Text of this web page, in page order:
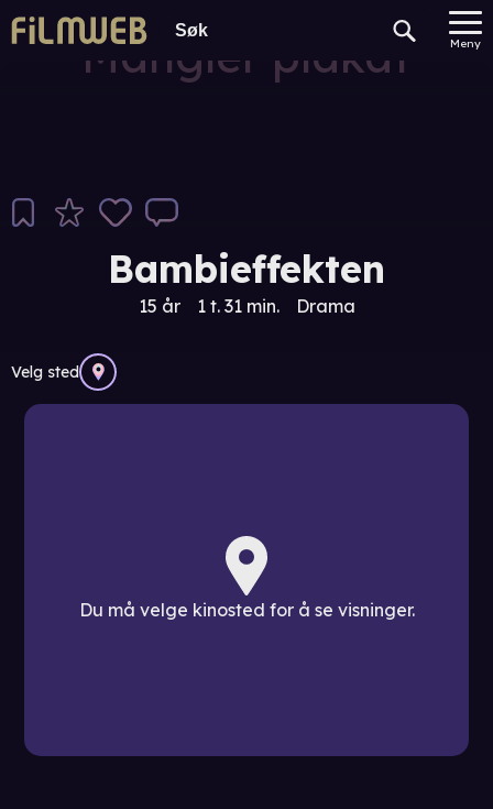
Meny
Mangler plakat
Bambieffekten
15 år 1 t. 31 min. Drama
Velg sted
Du må velge kinosted for å se visninger.